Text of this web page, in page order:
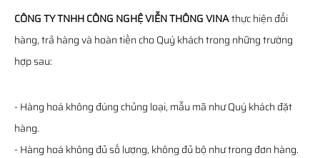
CÔNG TY TNHH CÔNG NGHỆ VIỄN THÔNG VINAthực hiện đổi
hàng, trả hàng và hoàn tiền cho Quý khách trong những trường
hợp sau:
- Hàng hoá không đúng chủng loại, mẫu mã như Quý khách đặt
hàng.
- Hàng hoá không đủ số lượng, không đủ bộ như trong đơn hàng.